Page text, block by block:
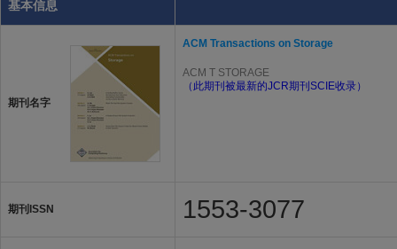
基本信息
期刊名字
ACM Transactions on Storage
ACM T STORAGE
（此期刊被最新的JCR期刊SCIE收录）
期刊ISSN 1553-3077